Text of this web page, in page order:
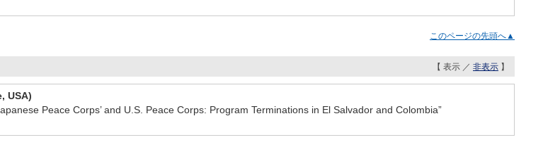
このページの先頭へ▲
【 表示 ／ 非表示 】
USA)
Peace Corps’ and U.S. Peace Corps: Program Terminations in El Salvador and Colombia”